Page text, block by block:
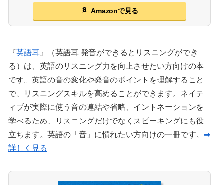
Amazonで見る
『英語耳』（英語耳 発音ができるとリスニングができ
る）は、英語のリスニング力を向上させたい方向けの本
です。英語の音の変化や発音のポイントを理解すること
で、リスニングスキルを高めることができます。ネイテ
ィブが実際に使う音の連結や省略、イントネーションを
学べるため、リスニングだけでなくスピーキングにも役
立ちます。英語の「音」に慣れたい方向けの一冊です。 ➡
詳しく見る